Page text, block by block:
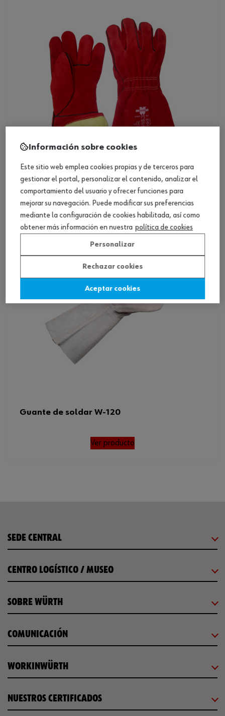
Guante de soldar MIG/MAG Premium
Ver producto
Guante de soldar W-120
Ver producto
SEDE CENTRAL
CENTRO LOGÍSTICO / MUSEO
SOBRE WÜRTH
COMUNICACIÓN
WORKINWÜRTH
NUESTROS CERTIFICADOS
Información sobre cookies
Este sitio web emplea cookies propias y de terceros para
gestionar el portal, personalizar el contenido, analizar el
comportamiento del usuario y ofrecer funciones para
mejorar su navegación. Puede modificar sus preferencias
mediante la configuración de cookies habilitada, así como
obtener más información en nuestra política de cookies
Personalizar
Rechazar cookies
Aceptar cookies